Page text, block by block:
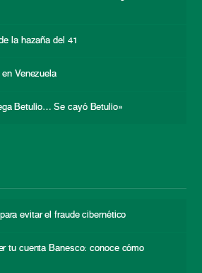
la hazaña del 41
Venezuela
Betulio… Se cayó Betulio»
evitar el fraude cibernético
tu cuenta Banesco: conoce cómo